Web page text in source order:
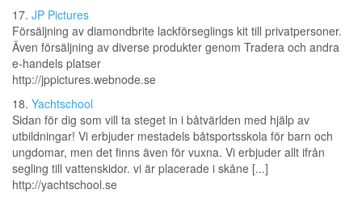
17. JP Pictures
Försäljning av diamondbrite lackförseglings kit till privatpersoner.
Även försäljning av diverse produkter genom Tradera och andra
e-handels platser
http://jppictures.webnode.se
18. Yachtschool
Sidan för dig som vill ta steget in i båtvärlden med hjälp av
utbildningar! Vi erbjuder mestadels båtsportsskola för barn och
ungdomar, men det finns även för vuxna. Vi erbjuder allt ifrån
segling till vattenskidor. vi är placerade i skåne [...]
http://yachtschool.se